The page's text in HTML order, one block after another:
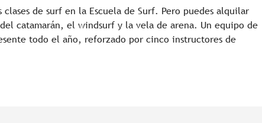
de surf en la Escuela de Surf. Pero puedes alquilar
catamarán, el windsurf y la vela de arena. Un equipo de
todo el año, reforzado por cinco instructores de